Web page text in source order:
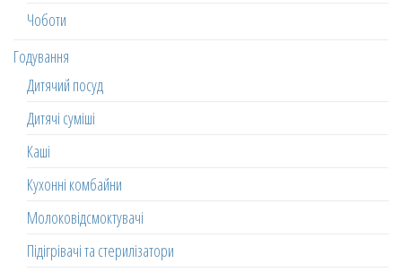
Чоботи
Годування
Дитячий посуд
Дитячі суміші
Каші
Кухонні комбайни
Молоковідсмоктувачі
Підігрівачі та стерилізатори